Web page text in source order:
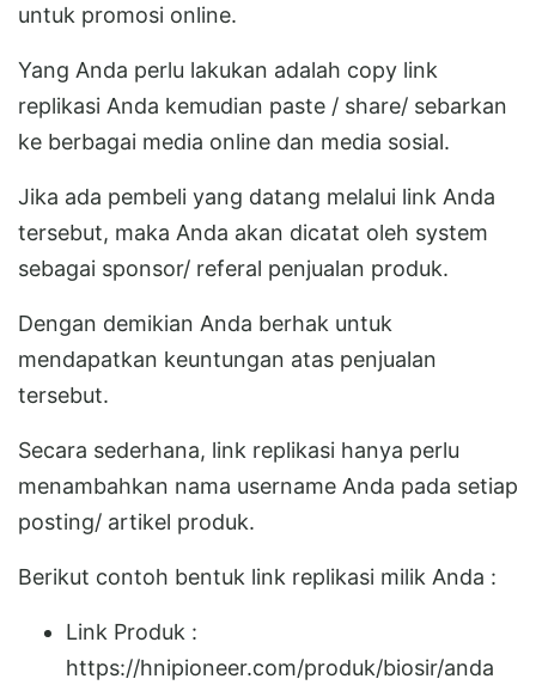
untuk promosi online.
Yang Anda perlu lakukan adalah copy link
replikasi Anda kemudian paste / share/ sebarkan
ke berbagai media online dan media sosial.
Jika ada pembeli yang datang melalui link Anda
tersebut, maka Anda akan dicatat oleh system
sebagai sponsor/ referal penjualan produk.
Dengan demikian Anda berhak untuk
mendapatkan keuntungan atas penjualan
tersebut.
Secara sederhana, link replikasi hanya perlu
menambahkan nama username Anda pada setiap
posting/ artikel produk.
Berikut contoh bentuk link replikasi milik Anda :
Link Produk :
https://hnipioneer.com/produk/biosir/anda